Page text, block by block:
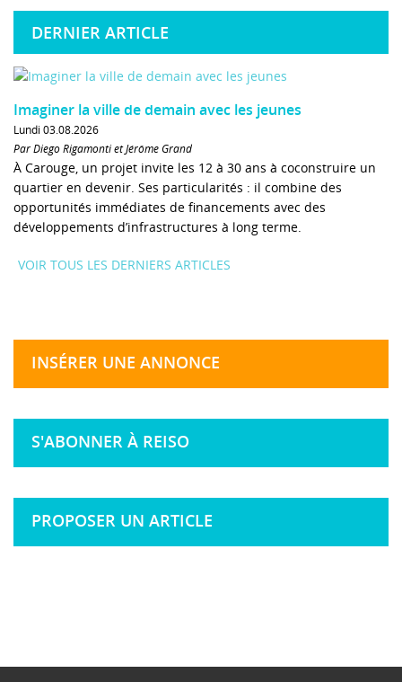
DERNIER ARTICLE
Imaginer la ville de demain avec les jeunes
Lundi 03.08.2026
Par Diego Rigamonti et Jérôme Grand
À Carouge, un projet invite les 12 à 30 ans à coconstruire un
quartier en devenir. Ses particularités : il combine des
opportunités immédiates de financements avec des
développements d’infrastructures à long terme.
VOIR TOUS LES DERNIERS ARTICLES
INSÉRER UNE ANNONCE
S'ABONNER À REISO
PROPOSER UN ARTICLE